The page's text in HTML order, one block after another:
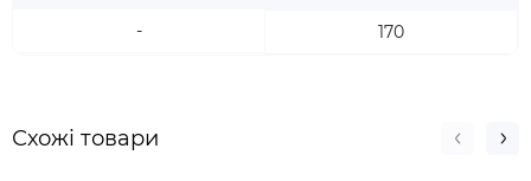
-
170
Схожі товари